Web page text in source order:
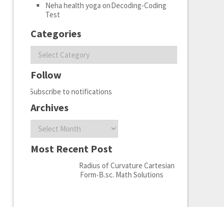
Neha health yoga onDecoding-Coding
Test
Categories
Categories
Follow
Subscribe to notifications
Archives
Archives
Most Recent Post
Radius of Curvature Cartesian
Form-B.sc. Math Solutions